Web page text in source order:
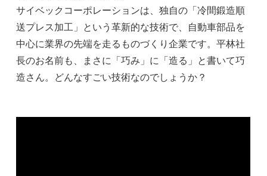
サイベックコーポレーションは、独自の「冷間鍛造順
送プレス加工」という革新的な技術で、自動車部品を
中心に業界の先端を走るものづくり企業です。平林社
長のお名前も、まさに「巧み」に「造る」と書いて巧
造さん。どんなすごい技術なのでしょうか？